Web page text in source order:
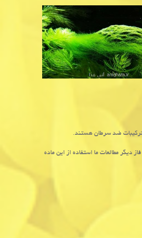
تركیبات ضد سرطان هستند.
دیگر مطالعات ما استفاده از این ماده